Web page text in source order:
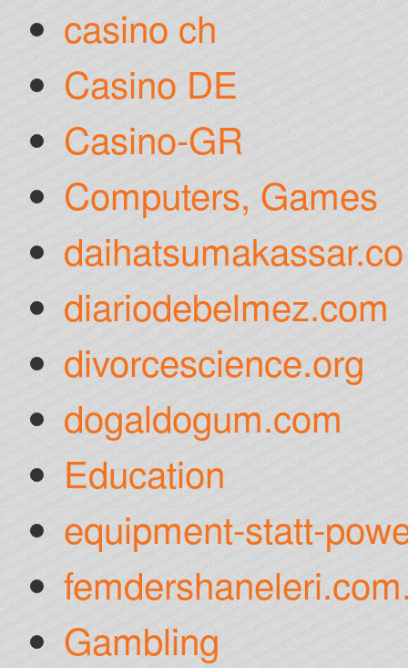
casino ch
Casino DE
Casino-GR
Computers, Games
daihatsumakassar.co
diariodebelmez.com
divorcescience.org
dogaldogum.com
Education
equipment-statt-
Gambling